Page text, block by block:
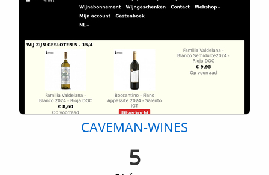
CAVEMAN-WINES
5